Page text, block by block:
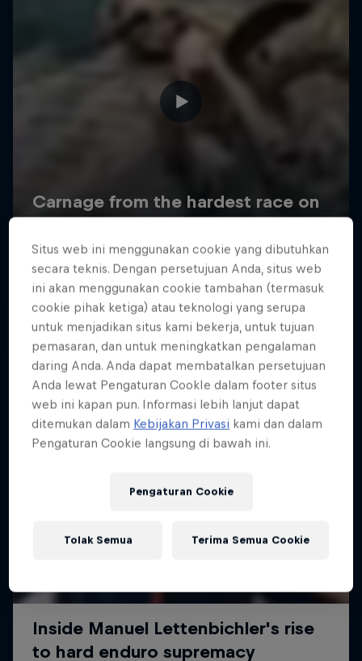
Situs web ini menggunakan cookie yang dibutuhkan
secara teknis. Dengan persetujuan Anda, situs web
ini akan menggunakan cookie tambahan (termasuk
cookie pihak ketiga) atau teknologi yang serupa
untuk menjadikan situs kami bekerja, untuk tujuan
pemasaran, dan untuk meningkatkan pengalaman
daring Anda. Anda dapat membatalkan persetujuan
Anda lewat Pengaturan CookIe dalam footer situs
web ini kapan pun. Informasi lebih lanjut dapat
ditemukan dalam Kebijakan Privasi kami dan dalam
Pengaturan Cookie langsung di bawah ini.
Pengaturan Cookie
Tolak Semua Terima Semua Cookie